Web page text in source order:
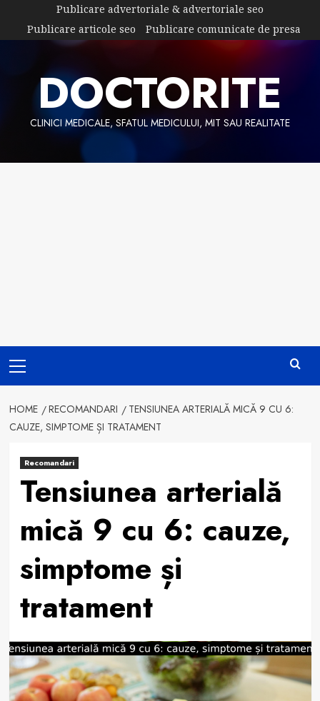
content
Publicare advertoriale & advertoriale seo
Publicare articole seo
Publicare comunicate de presa
DOCTORITE
CLINICI MEDICALE, SFATUL MEDICULUI, MIT SAU REALITATE
Menu
HOME RECOMANDARI
TENSIUNEA ARTERIALĂ MICĂ 9 CU 6:
CAUZE, SIMPTOME ȘI TRATAMENT
Recomandari
Tensiunea arterială
mică 9 cu 6: cauze,
simptome și
tratament